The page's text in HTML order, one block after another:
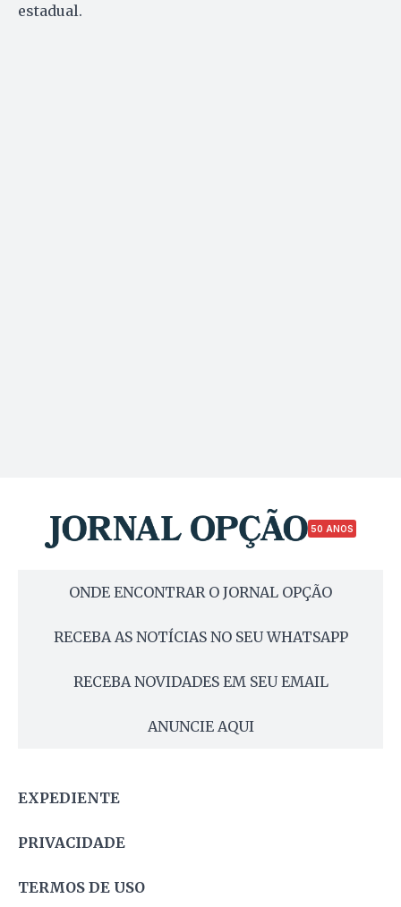
estadual.
50 ANOS
ONDE ENCONTRAR O JORNAL OPÇÃO
RECEBA AS NOTÍCIAS NO SEU WHATSAPP
RECEBA NOVIDADES EM SEU EMAIL
ANUNCIE AQUI
EXPEDIENTE
PRIVACIDADE
TERMOS DE USO